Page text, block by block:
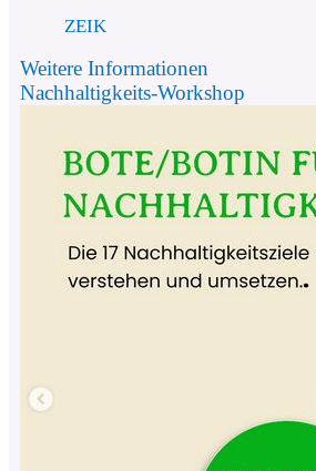
ZEIK
Weitere Informationen
Nachhaltigkeits-Workshop